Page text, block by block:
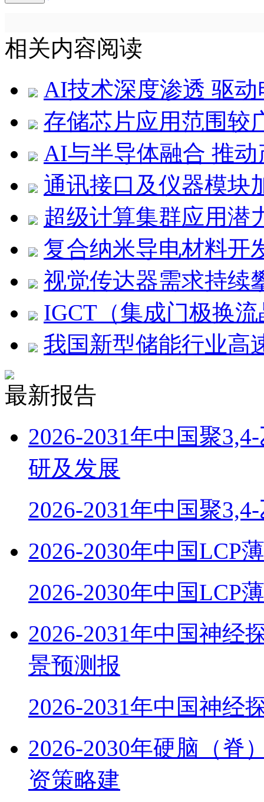
相关内容阅读
AI技术深度渗透 驱
存储芯片应用范围较
AI与半导体融合 推动
通讯接口及仪器模块
超级计算集群应用潜
复合纳米导电材料开
视觉传达器需求持续
IGCT（集成门极换
我国新型储能行业高
最新报告
2026-2031年中国聚
研及发展
2026-2031年中国聚
2026-2030年中国LCP
2026-2030年中国LCP
2026-2031年中国神经
景预测报
2026-2031年中国神经
2026-2030年硬脑（脊
资策略建